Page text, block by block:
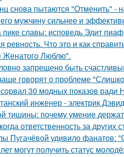
снова пытаются "Отменить" -
мужчину сильнее и
славы: исповедь Эдит
ревность. Что это и как
Женатого Люблю".
запрещено быть
говорят о проблеме
30 модных показов ради
инженер - электрик
тишины: почему умение
ответственность за других
Пугачёвой удивило фанатов:
могут получить статус